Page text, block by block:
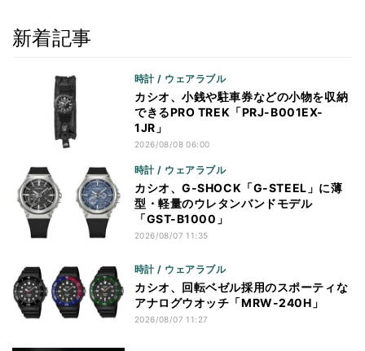
新着記事
時計 / ウェアラブル
カシオ、小銭や駐車券などの小物を収納
できるPRO TREK「PRJ-B001EX-
1JR」
2026/08/08 06:00
時計 / ウェアラブル
カシオ、G-SHOCK「G-STEEL」に薄
型・軽量のウレタンバンドモデル
「GST-B1000」
2026/08/07 11:35
時計 / ウェアラブル
カシオ、回転ベゼル採用のスポーティな
アナログウオッチ「MRW-240H」
2026/08/07 11:27